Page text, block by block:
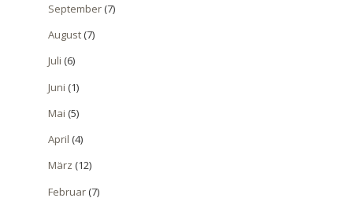
September(7)
August(7)
Juli (6)
Juni (1)
Mai (5)
April (4)
März (12)
Februar(7)